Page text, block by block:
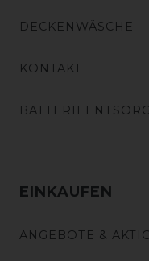
DECKENWÄSCHE
KONTAKT
EINKAUFEN
ANGEBOTE &